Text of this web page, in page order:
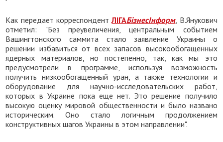
Как передает корреспондентЛІГАБізнесІнформ, В.Янукович
отметил: "Без преувеличения, центральным событием
Вашингтонского саммита стало заявление Украины о
решении избавиться от всех запасов высокообогащенных
ядерных материалов, но постепенно, так, как мы это
предусмотрели в программе, используя возможность
получить низкообогащенный уран, а также технологии и
оборудование для научно-исследовательских работ,
которых в Украине пока еще нет. Это решение получило
высокую оценку мировой общественности и было названо
историческим. Оно стало логичным продолжением
конструктивных шагов Украины в этом направлении".